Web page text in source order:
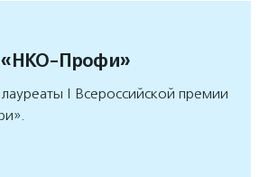
Профи»
I Всероссийской премии